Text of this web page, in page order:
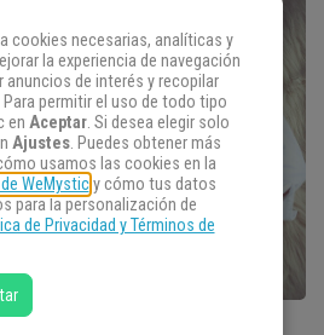
cookies necesarias, analíticas y
la experiencia de navegación
anuncios de interés y recopilar
permitir el uso de todo tipo
en Aceptar. Si desea elegir solo
Ajustes. Puedes obtener más
usamos las cookies en la
WeMysticy cómo tus datos
para la personalización de
de Privacidad y Términos de